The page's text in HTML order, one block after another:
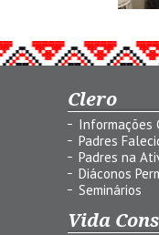
Clero
Informações
Padres
Padres na
Diáconos
Seminários
Vida